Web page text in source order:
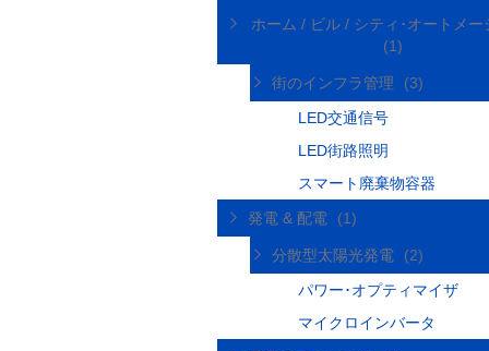
ホーム / ビル / シティ･オートメー
(1)
街のインフラ管理
(3)
LED交通信号
LED街路照明
スマート廃棄物容器
発電 & 配電
(1)
分散型太陽光発電
(2)
パワー･オプティマイザ
マイクロインバータ